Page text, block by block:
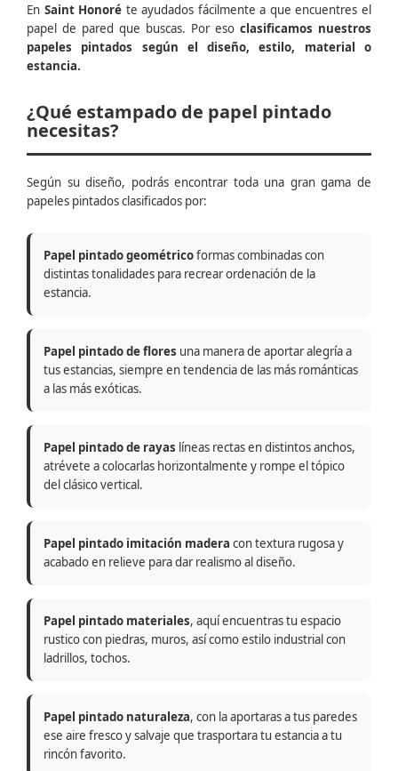
En Saint Honoré te ayudados fácilmente a que encuentres el
papel de pared que buscas. Por eso clasificamos nuestros
papeles pintados según el diseño, estilo, material o
estancia.
¿Qué estampado de papel pintado
necesitas?
Según su diseño, podrás encontrar toda una gran gama de
papeles pintados clasificados por:
Papel pintado geométricoformas combinadas con
distintas tonalidades para recrear ordenación de la
estancia.
Papel pintado de flores una manera de aportar alegría a
tus estancias, siempre en tendencia de las más románticas
a las más exóticas.
Papel pintado de rayas líneas rectas en distintos anchos,
atrévete a colocarlas horizontalmente y rompe el tópico
del clásico vertical.
Papel pintado imitación madera con textura rugosa y
acabado en relieve para dar realismo al diseño.
Papel pintado materiales, aquí encuentras tu espacio
rustico con piedras, muros, así como estilo industrial con
ladrillos, tochos.
Papel pintado naturaleza, con la aportaras a tus paredes
ese aire fresco y salvaje que trasportara tu estancia a tu
rincón favorito.